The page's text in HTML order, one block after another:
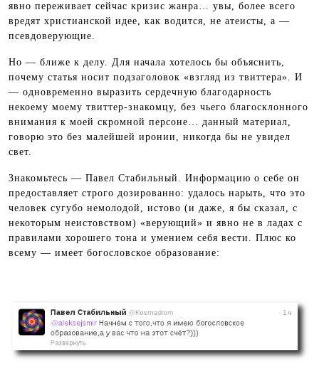
явно переживает сейчас кризис жанра… увы, более всего
вредят христианской идее, как водится, не атеисты, а —
псевдоверующие.
Но — ближе к делу. Для начала хотелось бы объяснить,
почему статья носит подзаголовок «взгляд из твиттера». И
— одновременно выразить сердечную благодарность
некоему моему твиттер-знакомцу, без чьего благосклонного
внимания к моей скромной персоне… данный материал,
говорю это без малейшей иронии, никогда бы не увидел
свет.
Знакомьтесь — Павел Стабильный. Информацию о себе он
предоставляет строго дозированно: удалось нарыть, что это
человек сугубо немолодой, истово (и даже, я бы сказал, с
некоторым неистовством) «верующий» и явно не в ладах с
правилами хорошего тона и умением себя вести. Плюс ко
всему — имеет богословское образование: